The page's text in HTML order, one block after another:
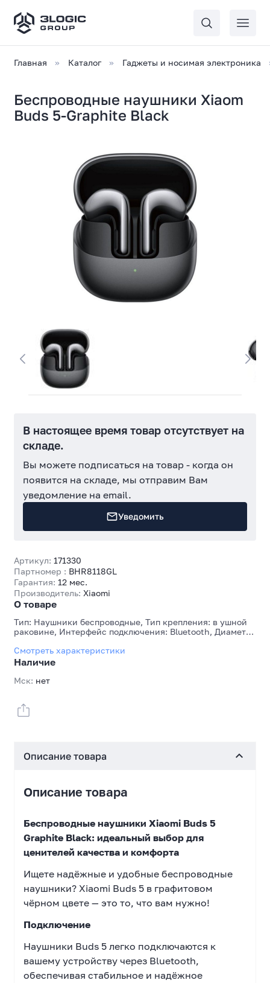
Главная Каталог Гаджеты и носимая электроника
Беспроводные наушники Xiaom
Buds 5-Graphite Black
Артикул: 171330
Партномер : BHR8118GL
Гарантия: 12 мес.
Производитель: Xiaomi
О товаре
Тип: Наушники беспроводные, Тип крепления: в ушной
раковине, Интерфейс подключения: Bluetooth, Диаметр
40000 Гц, Наличие микрофона: Да
Смотреть характеристики
Наличие
Мск: нет
В настоящее время товар отсутствует на
складе.
Вы можете подписаться на товар - когда он
появится на складе, мы отправим Вам
уведомление на email.
Уведомить
Описание товара
Описание товара
Беспроводные наушники Xiaomi Buds 5
Graphite Black: идеальный выбор для
ценителей качества и комфорта
Ищете надёжные и удобные беспроводные
наушники? Xiaomi Buds 5 в графитовом
чёрном цвете — это то, что вам нужно!
Подключение
Наушники Buds 5 легко подключаются к
вашему устройству через Bluetooth,
обеспечивая стабильное и надёжное